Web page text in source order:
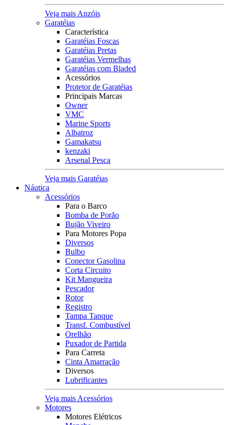
Veja mais Anzóis
Garatéias
Característica
Garatéias Foscas
Garatéias Pretas
Garatéias Vermelhas
Garatéias com Bladed
Acessórios
Protetor de Garatéias
Principais Marcas
Owner
VMC
Marine Sports
Albatroz
Gamakatsu
kenzaki
Arsenal Pesca
Veja mais Garatéias
Náutica
Acessórios
Para o Barco
Bomba de Porão
Bujão Viveiro
Para Motores Popa
Diversos
Bulbo
Conector Gasolina
Corta Circuito
Kit Mangueira
Pescador
Rotor
Registro
Tampa Tanque
Transf. Combustível
Orelhão
Puxador de Partida
Para Carreta
Cinta Amarração
Diversos
Lubrificantes
Veja mais Acessórios
Motores
Motores Elétricos